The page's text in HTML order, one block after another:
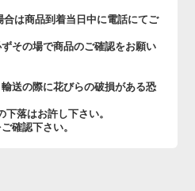
は商品到着当日中に電話にてご
その場で商品のご確認をお願い
送の際に花びらの破損がある恐
落はお許し下さい。
確認下さい。